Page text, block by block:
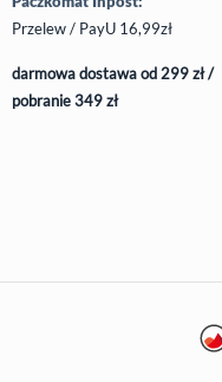
Przelew / PayU 16,99zł
darmowa dostawa od 299 zł /
pobranie 349 zł